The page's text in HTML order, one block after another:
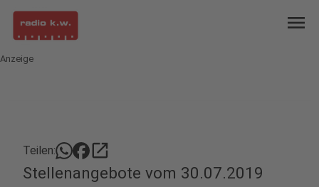
menu
Anzeige
Teilen: open_in_new
Stellenangebote vom 30.07.2019